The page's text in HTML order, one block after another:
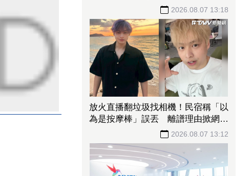
2026.08.07 13:18
放火直播翻垃圾找相機！民宿稱「以
為是按摩棒」誤丟 離譜理由掀網質
2026.08.07 13:12